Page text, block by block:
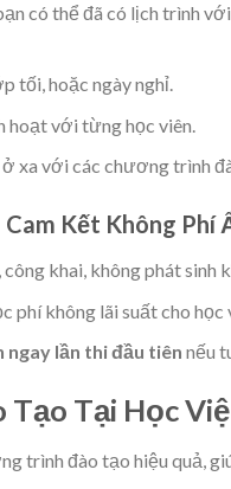
có thể đã có lịch trình
tối, hoặc ngày nghỉ.
hoạt với từng học viên.
xa với các chương trình
Cam Kết Không Phí
khai, không phát sinh
phí không lãi suất cho học
ngay lần thi đầu tiên nếu
Tại Học
trình đào tạo hiệu quả,